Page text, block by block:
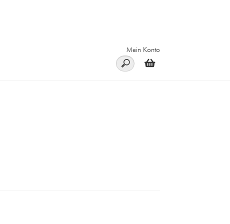
Mein Konto